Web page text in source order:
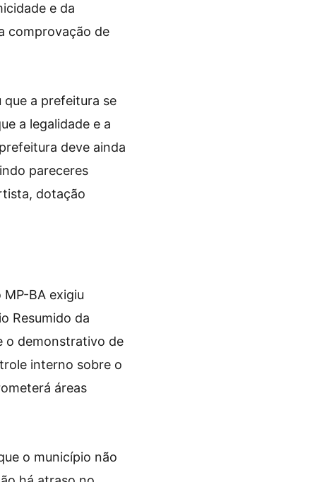
e da
comprovação de
a prefeitura se
a legalidade e a
deve ainda
pareceres
dotação
BA exigiu
Resumido da
o demonstrativo de
interno sobre o
áreas
o município não